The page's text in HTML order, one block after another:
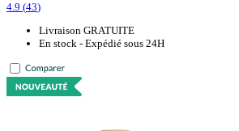
4.9 (43)
Livraison GRATUITE
En stock - Expédié sous 24H